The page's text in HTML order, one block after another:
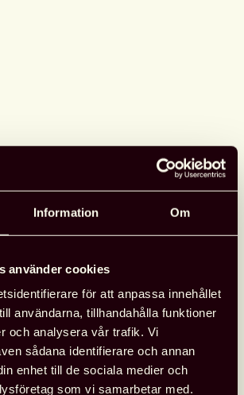
Information Om
använder cookies
för att anpassa innehållet
användarna, tillhandahålla funktioner
och analysera vår trafik. Vi
sådana identifierare och annan
enhet till de sociala medier och
som vi samarbetar med.
anordnade tre programpunkter
fokus på biblioteksfrågor, bildning och
in och finns tillgängliga att se.